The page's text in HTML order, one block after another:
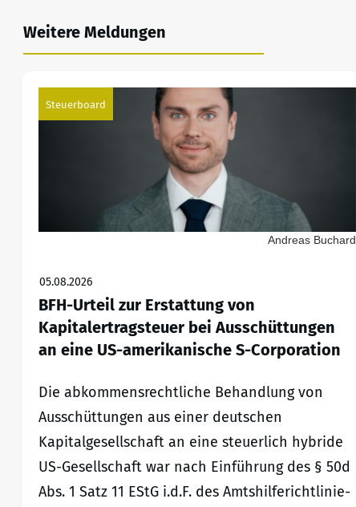
Weitere Meldungen
Steuerboard
Andreas Buchard
05.08.2026
BFH-Urteil zur Erstattung von
Kapitalertragsteuer bei Ausschüttungen
an eine US-amerikanische S-Corporation
Die abkommensrechtliche Behandlung von
Ausschüttungen aus einer deutschen
Kapitalgesellschaft an eine steuerlich hybride
US-Gesellschaft war nach Einführung des § 50d
Abs. 1 Satz 11 EStG i.d.F. des Amtshilferichtlinie-